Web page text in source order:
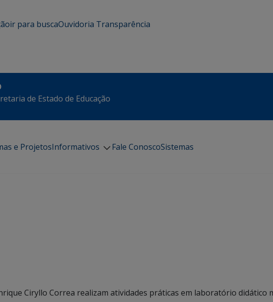
ir para buscaOuvidoria Transparência
de Estado de Educação
e ProjetosInformativos Fale ConoscoSistemas
Ciryllo Correa realizam atividades práticas em laboratório didático